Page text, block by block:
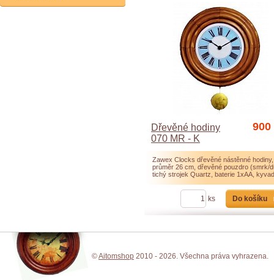
Dřevěné hodiny
070 MR - K
900
Zawex Clocks dřevěné nástěnné hodiny,
průměr 26 cm, dřevěné pouzdro (smrk/
tichý strojek Quartz, baterie 1xAA,
ks Do košíku
©Aitomshop 2010 - 2026. Všechna práva vyhrazena.